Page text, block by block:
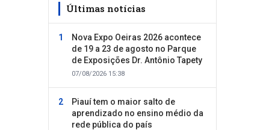
Últimas notícias
Nova Expo Oeiras 2026 acontece
de 19 a 23 de agosto no Parque
de Exposições Dr. Antônio Tapety
07/08/2026 15:38
Piauí tem o maior salto de
aprendizado no ensino médio da
rede pública do país